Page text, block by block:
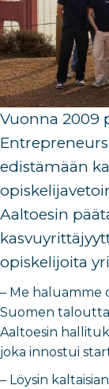
Vuonna 2009
edistämään
Aaltoesin
opiskelijoita
– Me haluamme
Suomen
Aaltoesin
joka innostui
– Löysin